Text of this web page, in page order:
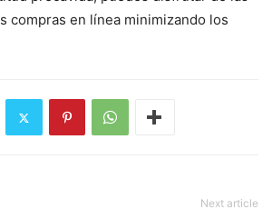
compras en línea minimizando los
Next article